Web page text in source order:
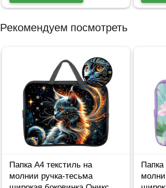
Рекомендуем посмотреть
Папка А4 текстиль на
молнии ручка-тесьма
Папка